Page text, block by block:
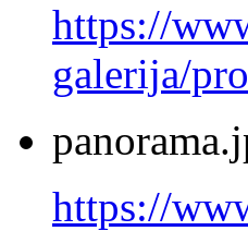
https://
galerija/
https://